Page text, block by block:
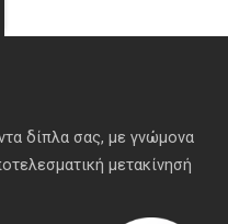
δίπλα σας, με γνώμονα
μετακίνησή